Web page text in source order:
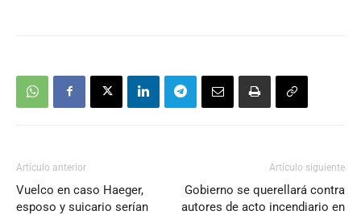
Artículo anterior
Vuelco en caso Haeger,
esposo y suicario serían
Artículo siguiente
Gobierno se querellará contra
autores de acto incendiario en